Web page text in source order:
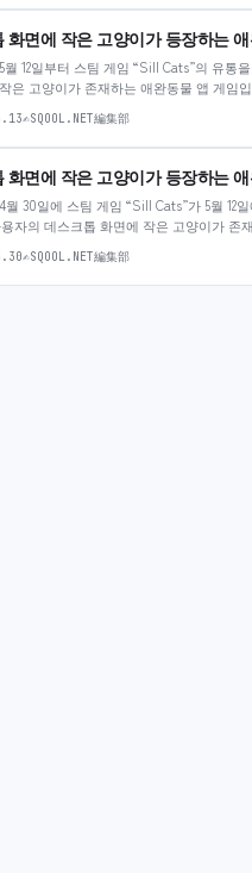
화면에 작은 고양이가 등장하는
월 12일부터 스팀 게임 “Sill Cats”의 유
은 고양이가 존재하는 애완동물 앱 게임
을 이동할 수 있으며, 화면 구석에 웅크려
✍SQOOL.NET編集部
화면에 작은 고양이가 등장하는
월 30일에 스팀 게임 “Sill Cats”가 5월
자의 데스크톱 화면에 작은 고양이가 존
문으로 점프하며 작업 공간을 이동할 수
✍SQOOL.NET編集部